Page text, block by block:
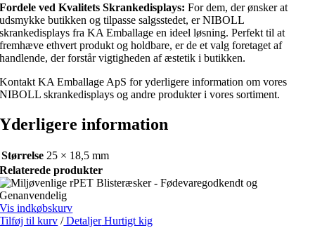
Fordele ved Kvalitets Skrankedisplays: For dem, der ønsker at
udsmykke butikken og tilpasse salgsstedet, er NIBOLL
skrankedisplays fra KA Emballage en ideel løsning. Perfekt til at
fremhæve ethvert produkt og holdbare, er de et valg foretaget af
handlende, der forstår vigtigheden af æstetik i butikken.
Kontakt KA Emballage ApS for yderligere information om vores
NIBOLL skrankedisplays og andre produkter i vores sortiment.
Yderligere information
Størrelse 25 × 18,5 mm
Relaterede produkter
Vis indkøbskurv
Tilføj til kurv /DetaljerHurtigt kig